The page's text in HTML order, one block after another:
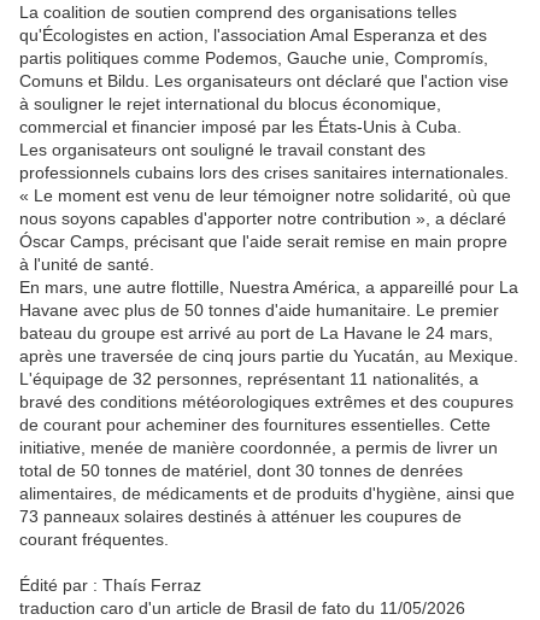
La coalition de soutien comprend des organisations telles
qu'Écologistes en action, l'association Amal Esperanza et des
partis politiques comme Podemos, Gauche unie, Compromís,
Comuns et Bildu. Les organisateurs ont déclaré que l'action vise
à souligner le rejet international du blocus économique,
commercial et financier imposé par les États-Unis à Cuba.
Les organisateurs ont souligné le travail constant des
professionnels cubains lors des crises sanitaires internationales.
« Le moment est venu de leur témoigner notre solidarité, où que
nous soyons capables d'apporter notre contribution », a déclaré
Óscar Camps, précisant que l'aide serait remise en main propre
à l'unité de santé.
En mars, une autre flottille, Nuestra América, a appareillé pour La
Havane avec plus de 50 tonnes d'aide humanitaire. Le premier
bateau du groupe est arrivé au port de La Havane le 24 mars,
après une traversée de cinq jours partie du Yucatán, au Mexique.
L'équipage de 32 personnes, représentant 11 nationalités, a
bravé des conditions météorologiques extrêmes et des coupures
de courant pour acheminer des fournitures essentielles. Cette
initiative, menée de manière coordonnée, a permis de livrer un
total de 50 tonnes de matériel, dont 30 tonnes de denrées
alimentaires, de médicaments et de produits d'hygiène, ainsi que
73 panneaux solaires destinés à atténuer les coupures de
courant fréquentes.
Édité par : Thaís Ferraz
traduction caro d'un article de Brasil de fato du 11/05/2026